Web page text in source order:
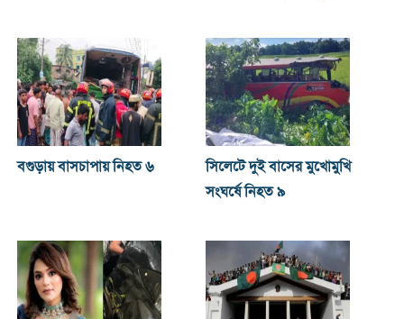
বগুড়ায় বাসচাপায় নিহত ৬
সিলেটে দুই বাসের মুখোমুখি
সংঘর্ষে নিহত ৯